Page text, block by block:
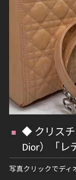
◆ クリスチ
Dior）「レ
写真クリックでデ